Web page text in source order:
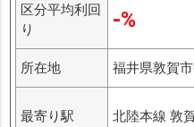
区分平均利回
り
-%
所在地 福井県敦賀
最寄り駅 北陸本線 敦